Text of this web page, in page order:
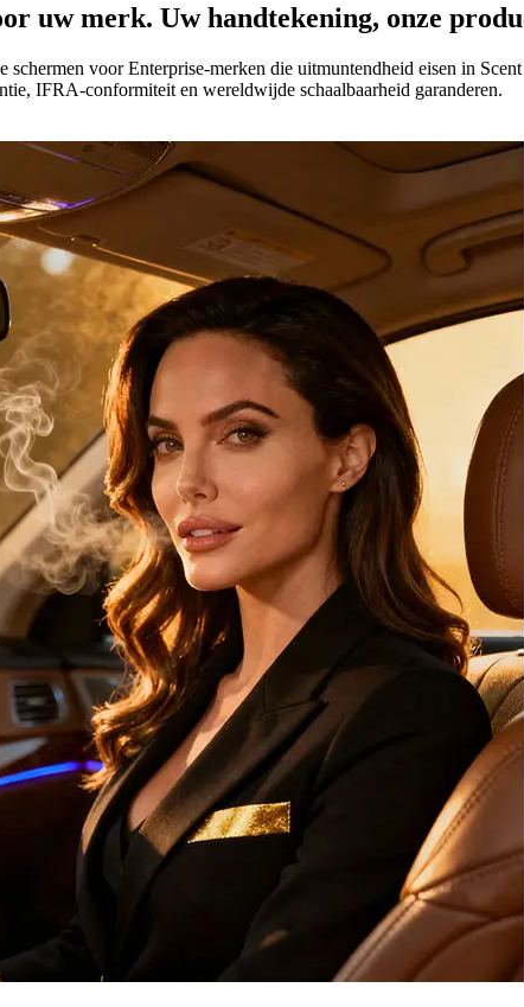
uw merk. Uw handtekening, onze
schermen voor Enterprise-merken die uitmuntendheid eisen in
IFRA-conformiteit en wereldwijde schaalbaarheid garanderen.